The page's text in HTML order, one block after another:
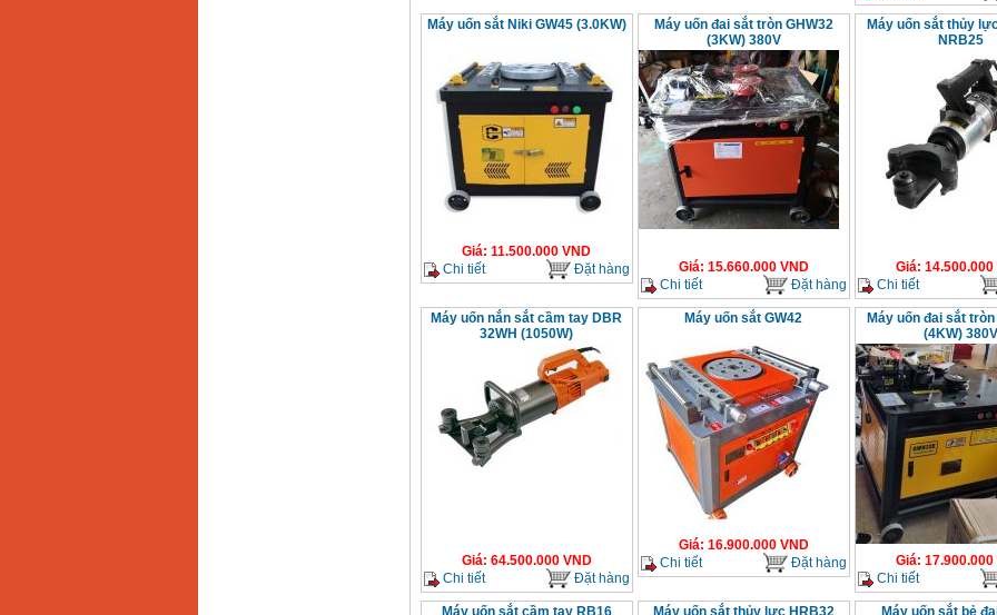
Máy uốn sắt Niki GW45 (3.0KW)
Giá: 11.500.000 VND
Chi tiết
Đặt hàng
Máy uốn đai sắt tròn GHW32
(3KW) 380V
Giá: 15.660.000VND
Chi tiết
Đặt hàng
Máy uốn sắt thủy
NRB25
Giá: 14.500.000
Chi tiết
Máy uốn nắn sắt cầm tay DBR
32WH (1050W)
Giá: 64.500.000VND
Chi tiết
Đặt hàng
Máy uốn sắt GW42
Giá: 16.900.000VND
Chi tiết
Đặt hàng
Máy uốn đai sắt tròn
(4KW) 380V
Giá: 17.900.000
Chi tiết